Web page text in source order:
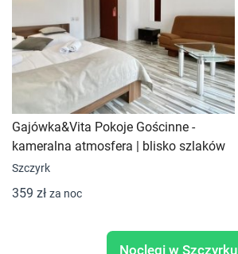
Gajówka&Vita Pokoje Gościnne -
kameralna atmosfera | blisko szlaków
Szczyrk
359 zł za noc
Noclegi w Szczyrku